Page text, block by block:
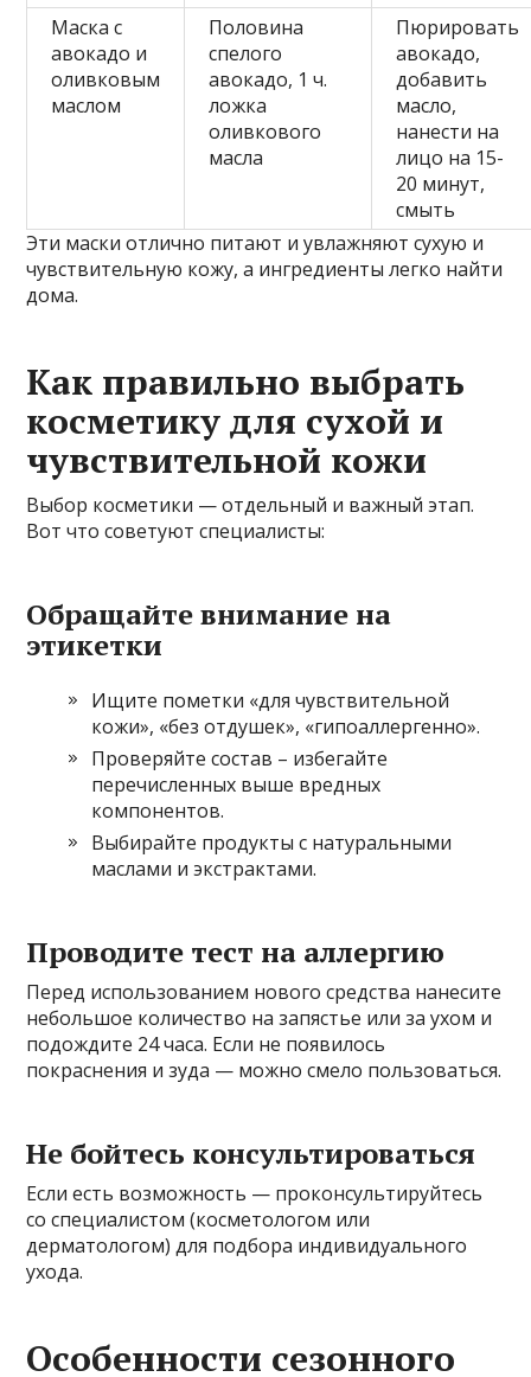
Маска с
авокадо и
оливковым
маслом
Половина
спелого
авокадо, 1 ч.
ложка
оливкового
масла
Пюрировать
авокадо,
добавить
масло,
нанести на
лицо на 15-
20 минут,
смыть
Эти маски отлично питают и увлажняют сухую и
чувствительную кожу, а ингредиенты легко найти
дома.
Как правильно выбрать
косметику для сухой и
чувствительной кожи
Выбор косметики — отдельный и важный этап.
Вот что советуют специалисты:
Обращайте внимание на
этикетки
Ищите пометки «для чувствительной
кожи», «без отдушек», «гипоаллергенно».
Проверяйте состав – избегайте
перечисленных выше вредных
компонентов.
Выбирайте продукты с натуральными
маслами и экстрактами.
Проводите тест на аллергию
Перед использованием нового средства нанесите
небольшое количество на запястье или за ухом и
подождите 24 часа. Если не появилось
покраснения и зуда — можно смело пользоваться.
Не бойтесь консультироваться
Если есть возможность — проконсультируйтесь
со специалистом (косметологом или
дерматологом) для подбора индивидуального
ухода.
Особенности сезонного